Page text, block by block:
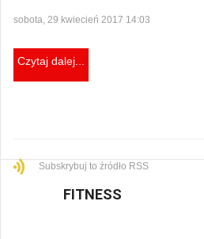
sobota, 29 kwiecień 2017 14:03
Czytaj dalej...
Subskrybuj to źródło RSS
FITNESS